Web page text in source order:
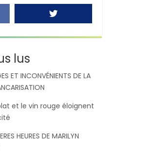
lus
ET INCONVÉNIENTS DE LA
et le vin rouge éloignent
HEURES DE MARILYN